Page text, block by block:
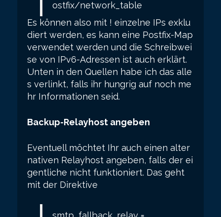
ostfix/network_table
Es können also mit ! einzelne IPs exklu
diert werden, es kann eine Postfix-Map
verwendet werden und die Schreibwei
se von IPv6-Adressen ist auch erklärt.
Unten in den Quellen habe ich das alle
s verlinkt, falls ihr hungrig auf noch me
hr Informationen seid.
Backup-Relayhost angeben
Eventuell möchtet Ihr auch einen alter
nativen Relayhost angeben, falls der ei
gentliche nicht funktioniert. Das geht
mit der Direktive